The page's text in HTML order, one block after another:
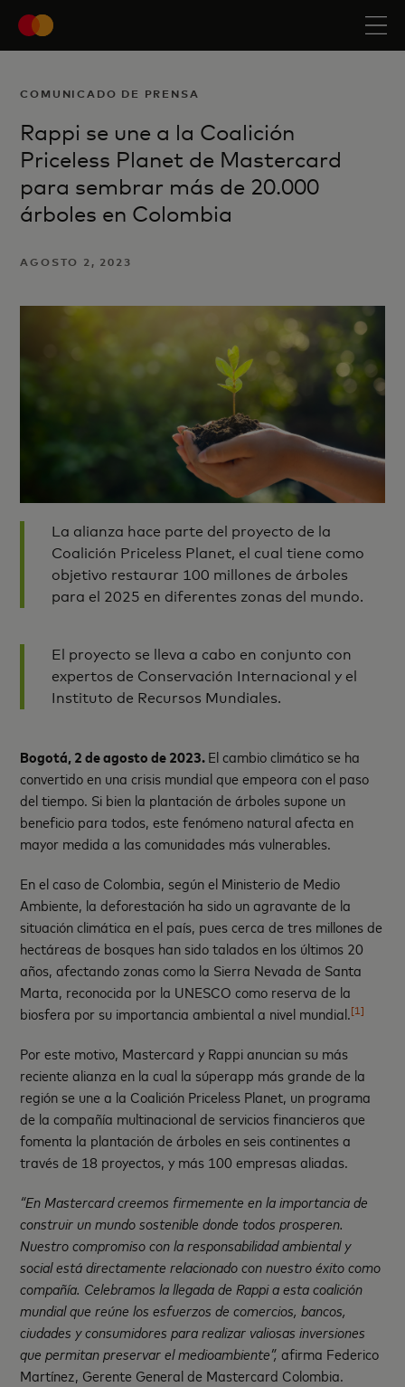
COMUNICADO DE PRENSA
Rappi se une a la Coalición
Priceless Planet de Mastercard
para sembrar más de 20.000
árboles en Colombia
AGOSTO 2, 2023
La alianza hace parte del proyecto de la
Coalición Priceless Planet, el cual tiene como
objetivo restaurar 100 millones de árboles
para el 2025 en diferentes zonas del mundo.
El proyecto se lleva a cabo en conjunto con
expertos de Conservación Internacional y el
Instituto de Recursos Mundiales.
Bogotá, 2 de agosto de 2023.El cambio climático se ha
convertido en una crisis mundial que empeora con el paso
del tiempo. Si bien la plantación de árboles supone un
beneficio para todos, este fenómeno natural afecta en
mayor medida a las comunidades más vulnerables.
En el caso de Colombia, según el Ministerio de Medio
Ambiente, la deforestación ha sido un agravante de la
situación climática en el país, pues cerca de tres millones de
hectáreas de bosques han sido talados en los últimos 20
años, afectando zonas como la Sierra Nevada de Santa
Marta, reconocida por la UNESCO como reserva de la
biosfera por su importancia ambiental a nivel mundial.[1]
Por este motivo, Mastercard y Rappi anuncian su más
reciente alianza en la cual la súperapp más grande de la
región se une a la Coalición Priceless Planet, un programa
de la compañía multinacional de servicios financieros que
fomenta la plantación de árboles en seis continentes a
través de 18 proyectos, y más 100 empresas aliadas.
“En Mastercard creemos firmemente en la importancia de
construir un mundo sostenible donde todos prosperen.
Nuestro compromiso con la responsabilidad ambiental y
social está directamente relacionado con nuestro éxito como
compañía. Celebramos la llegada de Rappi a esta coalición
mundial que reúne los esfuerzos de comercios, bancos,
ciudades y consumidores para realizar valiosas inversiones
que permitan preservar el medioambiente”,afirma Federico
Martínez, Gerente General de Mastercard Colombia.